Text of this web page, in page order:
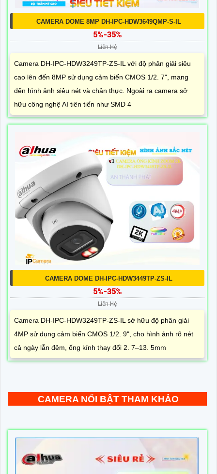
CAMERA DOME 8MP DH-IPC-HDW3649QMP-S-IL
5%-35%
Liên Hệ
Camera DH-IPC-HDW3249TP-ZS-IL với độ phân giải siêu
cao lên đến 8MP sử dụng cảm biến CMOS 1/2. 7", mang
đến hình ảnh siêu nét và chân thực. Ngoài ra camera sở
hữu công nghệ AI tiên tiến như SMD 4
CAMERA DOME DH-IPC-HDW3449TP-ZS-IL
5%-35%
Liên Hệ
Camera DH-IPC-HDW3249TP-ZS-IL sở hữu độ phân giải
4MP sử dụng cảm biến CMOS 1/2. 9", cho hình ảnh rõ nét
cả ngày lẫn đêm, ống kính thay đổi 2. 7–13. 5mm
CAMERA NỔI BẬT THAM KHẢO